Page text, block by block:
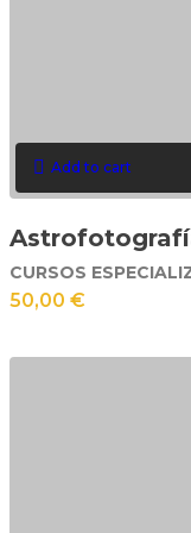
Add to cart
CURSOS
50,00 €